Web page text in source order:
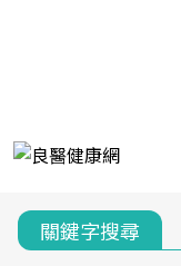
關鍵字搜尋